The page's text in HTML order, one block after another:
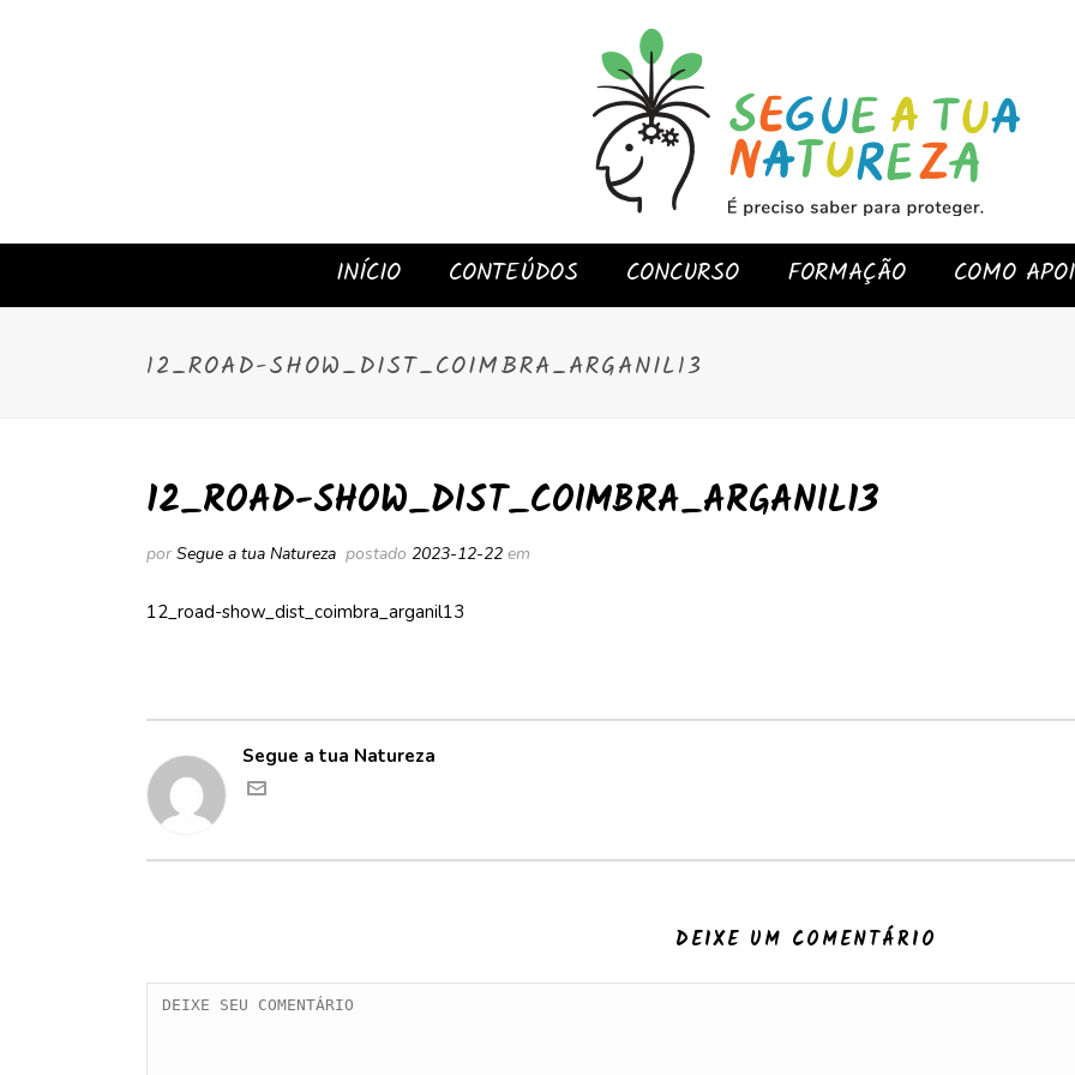
INÍCIO CONTEÚDOS CONCURSO FORMAÇÃO COMO
12_ROAD-SHOW_DIST_COIMBRA_ARGANIL13
12_ROAD-SHOW_DIST_COIMBRA_ARGANIL13
porSegue a tua Natureza postado 2023-12-22 em
12_road-show_dist_coimbra_arganil13
Segue a tua Natureza
DEIXE UM COMENTÁRIO